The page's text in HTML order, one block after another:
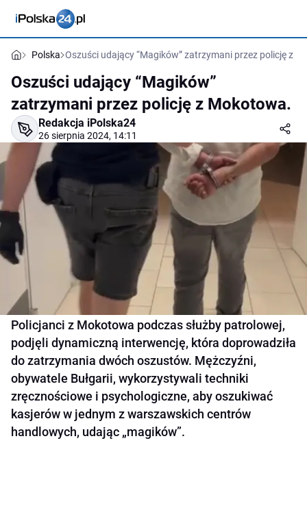
Polska Oszuści udający “Magików” zatrzymani przez policję z
Oszuści udający “Magików”
zatrzymani przez policję z Mokotowa.
Redakcja iPolska24
26 sierpnia 2024, 14:11
Policjanci z Mokotowa podczas służby patrolowej,
podjęli dynamiczną interwencję, która doprowadziła
do zatrzymania dwóch oszustów. Mężczyźni,
obywatele Bułgarii, wykorzystywali techniki
zręcznościowe i psychologiczne, aby oszukiwać
kasjerów w jednym z warszawskich centrów
handlowych, udając „magików”.